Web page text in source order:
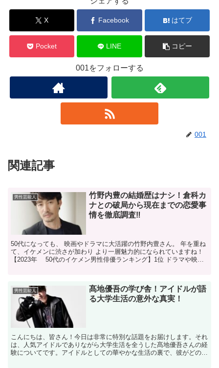
X Facebook はてブ
Pocket LINE コピー
001をフォローする
001
関連記事
男性芸能人
竹野内豊の結婚歴はナシ！倉科カ
ナとの破局から現在までの恋愛事
情を徹底調査‼
50代になっても、 映画やドラマに大活躍の竹野内豊さん。 年を重ね
て、イケメンに渋さが加わり より一層魅力的になられていますね！
【2023年 50代のイケメン男性俳優ランキング】1位 ドラマや映画
男性芸能人
髙地優吾の学び舎！アイドルが語
る大学生活の意外な真実！
こんにちは、皆さん！今日は非常に特別な話題をお届けします。それ
は、人気アイドルでありながら大学生活を全うした髙地優吾さんの経
験についてです。アイドルとしての華やかな生活の裏で、彼がどのよ